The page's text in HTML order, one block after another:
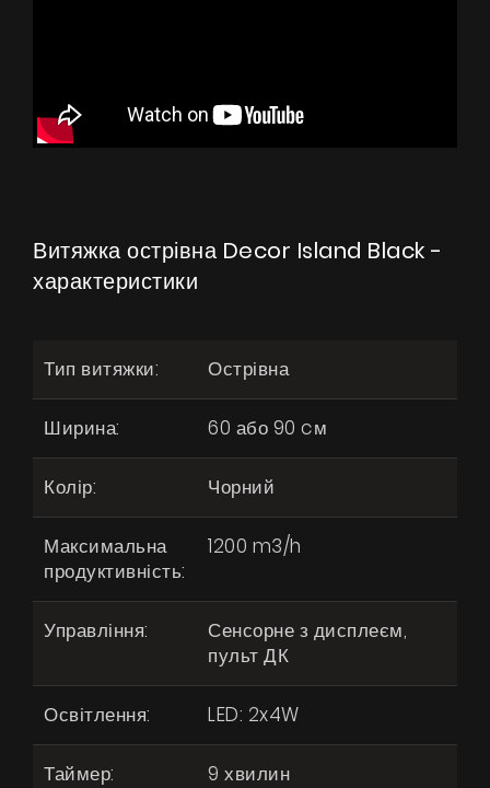
Витяжка острівна Decor Island Black -
характеристики
Тип витяжки: Острівна
Ширина: 60 або 90 cм
Колір: Чорний
Максимальна
продуктивність:
1200 m3/h
Управління:
Сенсорне з дисплеєм,
пульт ДК
Освітлення: LED: 2x4W
Таймер: 9 хвилин